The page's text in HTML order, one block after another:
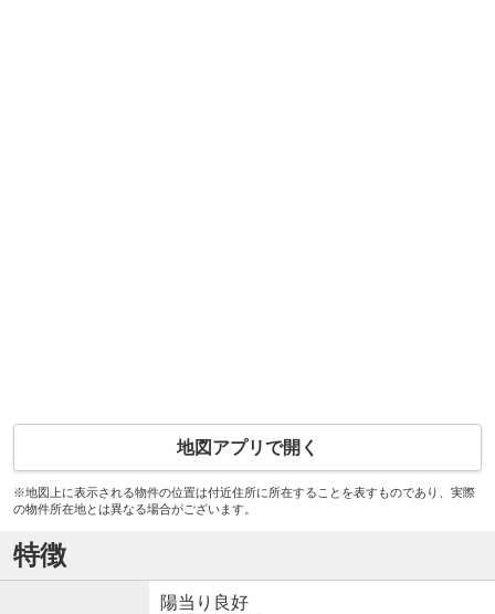
地図アプリで開く
※地図上に表示される物件の位置は付近住所に所在することを表すものであり、実際
の物件所在地とは異なる場合がございます。
特徴
陽当り良好